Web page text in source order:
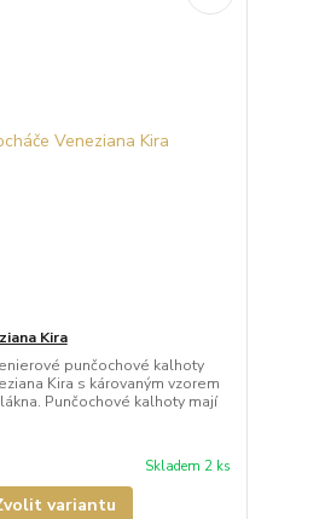
Kira
punčochové kalhoty
Kira s károvaným vzorem
Punčochové kalhoty mají
Skladem 2 ks
variantu